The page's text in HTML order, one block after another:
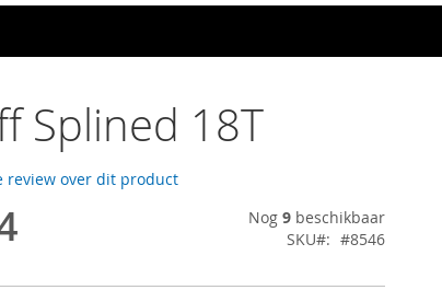
Splined 18T
review over dit product
Nog 9beschikbaar
SKU
#8546